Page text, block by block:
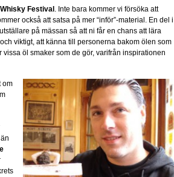
Festival . Inte bara kommer vi försöka att
också att satsa på mer “inför”-material. En del i
på mässan så att ni får en chans att lära
viktigt, att känna till personerna bakom ölen som
öl smaker som de gör, varifrån inspirationen
om